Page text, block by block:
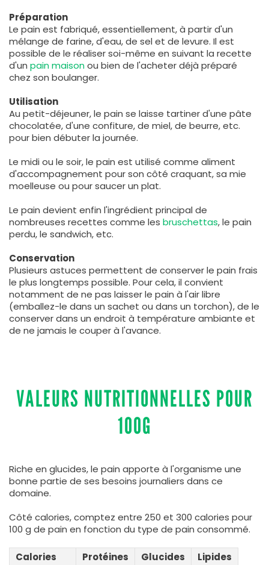
Préparation
Le pain est fabriqué, essentiellement, à partir d'un
mélange de farine, d'eau, de sel et de levure. Il est
possible de le réaliser soi-même en suivant la recette
d'un pain maisonou bien de l'acheter déjà préparé
chez son boulanger.
Utilisation
Au petit-déjeuner, le pain se laisse tartiner d'une pâte
chocolatée, d'une confiture, de miel, de beurre, etc.
pour bien débuter la journée.
Le midi ou le soir, le pain est utilisé comme aliment
d'accompagnement pour son côté craquant, sa mie
moelleuse ou pour saucer un plat.
Le pain devient enfin l'ingrédient principal de
nombreuses recettes comme les bruschettas, le pain
perdu, le sandwich, etc.
Conservation
Plusieurs astuces permettent de conserver le pain frais
le plus longtemps possible. Pour cela, il convient
notamment de ne pas laisser le pain à l'air libre
(emballez-le dans un sachet ou dans un torchon), de le
conserver dans un endroit à température ambiante et
de ne jamais le couper à l'avance.
VALEURS NUTRITIONNELLES POUR
100G
Riche en glucides, le pain apporte à l'organisme une
bonne partie de ses besoins journaliers dans ce
domaine.
Côté calories, comptez entre 250 et 300 calories pour
100 g de pain en fonction du type de pain consommé.
Calories Protéines Glucides Lipides